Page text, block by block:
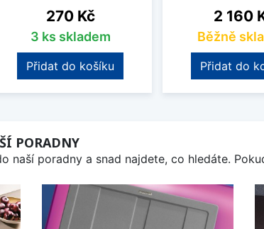
Cena
270 Kč
3 ks skladem
Přidat do košíku
Cena
2 160
Běžně
Přidat do
PORADNY
naší poradny a snad najdete, co hledáte.